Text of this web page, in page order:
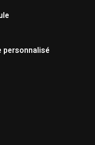
personnalisé